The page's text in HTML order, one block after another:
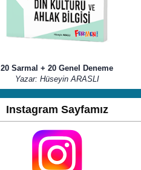
20 Sarmal + 20 Genel Deneme
Yazar: Hüseyin ARASLI
Instagram Sayfamız